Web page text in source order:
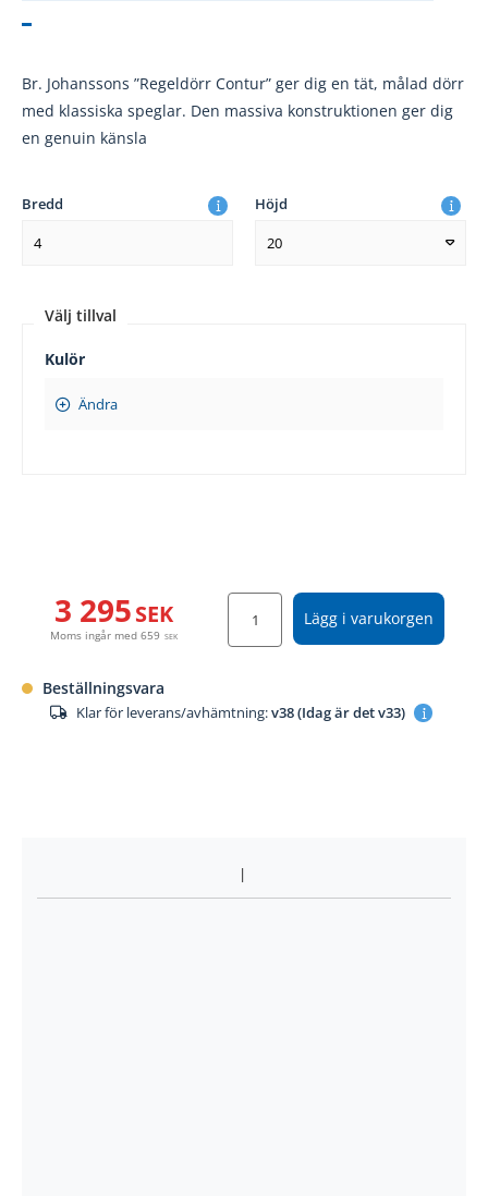
Br. Johanssons ”Regeldörr Contur” ger dig en tät, målad dörr
med klassiska speglar. Den massiva konstruktionen ger dig
en genuin känsla
Bredd
4
Höjd
20
Välj tillval
Kulör
Ändra
Lägg i varukorgen
3 295SEK
Moms ingår med 659 SEK
Beställningsvara
Klar för leverans/avhämtning:v38 (Idag är det v33)